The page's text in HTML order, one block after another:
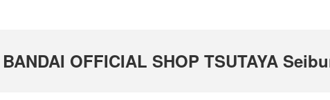
OFFICIAL SHOP TSUTAYA